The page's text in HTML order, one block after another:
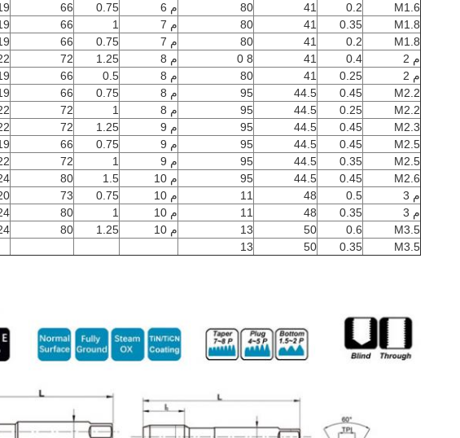
M1.6
0.2
41
80 م 6 0.75
66
M1.8
0.35
41
80 م 7 1
66
M1.8
0.2
41
80 م 7 0.75
66
م 2
0.4
41
8 0 م 8 1.25
72
م 2
0.25
41
80 م 8 0.5
66
M2.2
0.45
44.5
95 م 8 0.75
66
M2.2
0.25
44.5
95 م 8 1
72
M2.3
0.45
44.5
95 م 9 1.25
72
M2.5
0.45
44.5
95 م 9 0.75
66
M2.5
0.35
44.5
95 م 9 1
72
M2.6
0.45
44.5
95 م 10 1.5
80
م 3
0.5
48
11 م 10 0.75
73
م 3
0.35
48
11 م 10 1
80
M3.5
0.6
50
13 م 10 1.25
80
M3.5
0.35
50
13